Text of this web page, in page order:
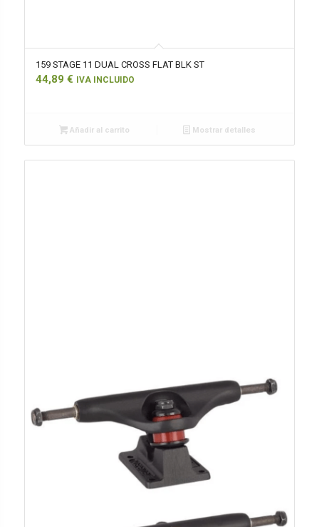
159 STAGE 11 DUAL CROSS FLAT BLK ST
44,89 € IVA INCLUIDO
Añadir al carrito Mostrar detalles